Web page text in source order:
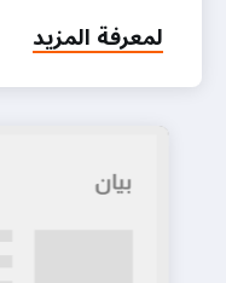
لمعرفة المزيد